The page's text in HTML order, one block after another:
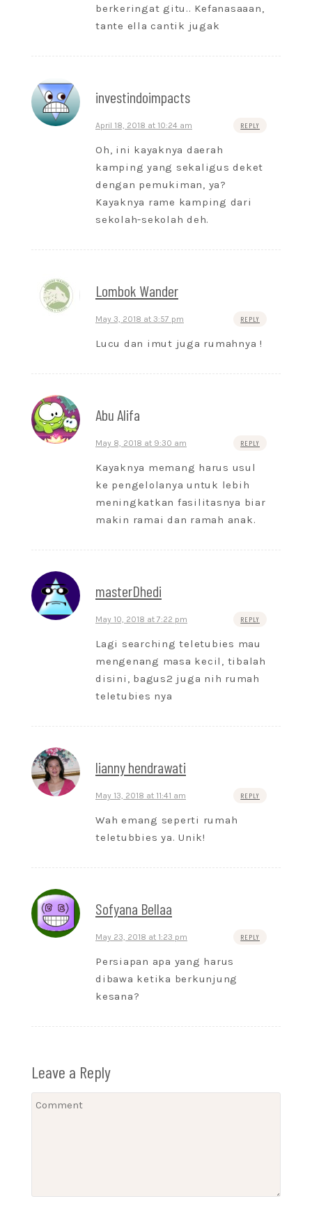
berkeringat gitu.. Kefanasaaan,
tante ella cantik jugak
investindoimpacts
April 18, 2018 at 10:24 am REPLY
Oh, ini kayaknya daerah
kamping yang sekaligus deket
dengan pemukiman, ya?
Kayaknya rame kamping dari
sekolah-sekolah deh.
Lombok Wander
May 3, 2018 at 3:57 pm REPLY
Lucu dan imut juga rumahnya !
Abu Alifa
May 8, 2018 at 9:30 am REPLY
Kayaknya memang harus usul
ke pengelolanya untuk lebih
meningkatkan fasilitasnya biar
makin ramai dan ramah anak.
masterDhedi
May 10, 2018 at 7:22 pm REPLY
Lagi searching teletubies mau
mengenang masa kecil, tibalah
disini, bagus2 juga nih rumah
teletubies nya
lianny hendrawati
May 13, 2018 at 11:41 am REPLY
Wah emang seperti rumah
teletubbies ya. Unik!
Sofyana Bellaa
May 23, 2018 at 1:23 pm REPLY
Persiapan apa yang harus
dibawa ketika berkunjung
kesana?
Leave a Reply